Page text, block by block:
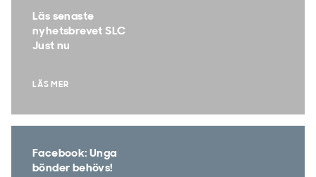
Läs senaste
nyhetsbrevet SLC
Just nu
LÄS MER
Facebook: Unga
bönder behövs!